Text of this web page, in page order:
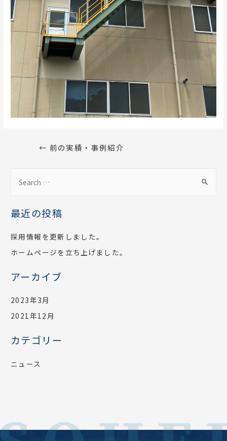
← 前の実績・事例紹介
最近の投稿
採用情報を更新しました。
ホームページを立ち上げました。
アーカイブ
2023年3月
2021年12月
カテゴリー
ニュース